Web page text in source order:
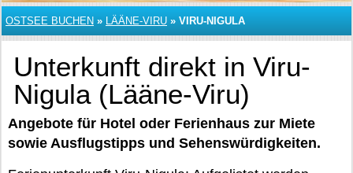
OSTSEE BUCHEN » LÄÄNE-VIRU » VIRU-NIGULA
Unterkunft direkt in Viru-
Nigula (Lääne-Viru)
Angebote für Hotel oder Ferienhaus zur Miete
sowie Ausflugstipps und Sehenswürdigkeiten.